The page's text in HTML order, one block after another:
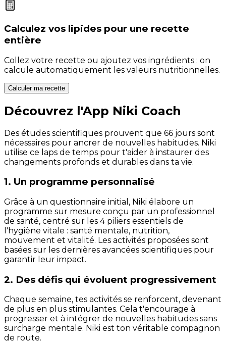
Calculez vos lipides pour une recette
entière
Collez votre recette ou ajoutez vos ingrédients : on
calcule automatiquement les valeurs nutritionnelles.
Calculer ma recette
Découvrez l'App Niki Coach
Des études scientifiques prouvent que 66 jours sont
nécessaires pour ancrer de nouvelles habitudes. Niki
utilise ce laps de temps pour t'aider à instaurer des
changements profonds et durables dans ta vie.
1. Un programme personnalisé
Grâce à un questionnaire initial, Niki élabore un
programme sur mesure conçu par un professionnel
de santé, centré sur les 4 piliers essentiels de
l'hygiène vitale : santé mentale, nutrition,
mouvement et vitalité. Les activités proposées sont
basées sur les dernières avancées scientifiques pour
garantir leur impact.
2. Des défis qui évoluent progressivement
Chaque semaine, tes activités se renforcent, devenant
de plus en plus stimulantes. Cela t'encourage à
progresser et à intégrer de nouvelles habitudes sans
surcharge mentale. Niki est ton véritable compagnon
de route.